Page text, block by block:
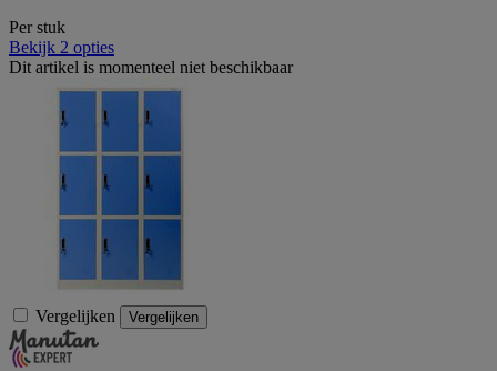
Per stuk
Bekijk 2 opties
Dit artikel is momenteel niet beschikbaar
Vergelijken Vergelijken